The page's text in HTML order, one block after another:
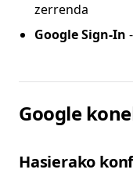
zerrenda
Google Sign-In
Google
Hasierako